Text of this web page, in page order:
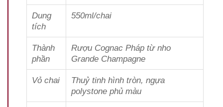
Dung
tích
550ml/chai
Thành
phần
Rượu Cognac Pháp từ nho
Grande Champagne
Vỏ chai
Thuỷ tinh hình tròn, ngựa
polystone phủ màu